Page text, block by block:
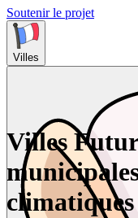
Soutenir le projet
Villes
Villes
climatiques